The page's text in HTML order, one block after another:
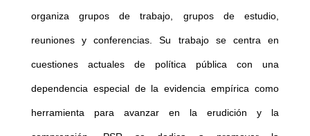
organiza grupos de trabajo, grupos de estudio,
reuniones y conferencias. Su trabajo se centra en
cuestiones actuales de política pública con una
dependencia especial de la evidencia empírica como
herramienta para avanzar en la erudición y la